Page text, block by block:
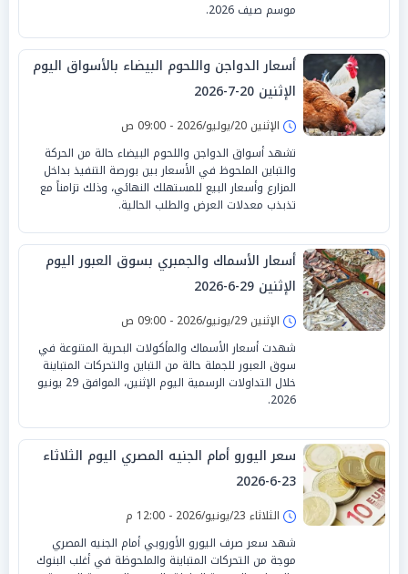
موسم صيف 2026.
أسعار الدواجن واللحوم البيضاء بالأسواق اليوم
الإثنين 20-7-2026
الإثنين 20/يوليو/2026 - 09:00 ص
تشهد أسواق الدواجن واللحوم البيضاء حالة من الحركة
والتباين الملحوظ في الأسعار بين بورصة التنفيذ بداخل
المزارع وأسعار البيع للمستهلك النهائي، وذلك تزامناً مع
تذبذب معدلات العرض والطلب الحالية.
أسعار الأسماك والجمبري بسوق العبور اليوم
الإثنين 29-6-2026
الإثنين 29/يونيو/2026 - 09:00 ص
شهدت أسعار الأسماك والمأكولات البحرية المتنوعة في
سوق العبور للجملة حالة من التباين والتحركات المتباينة
خلال التداولات الرسمية اليوم الإثنين، الموافق 29 يونيو
2026.
سعر اليورو أمام الجنيه المصري اليوم الثلاثاء
23-6-2026
الثلاثاء 23/يونيو/2026 - 12:00 م
شهد سعر صرف اليورو الأوروبي أمام الجنيه المصري
موجة من التحركات المتباينة والملحوظة في أغلب البنوك